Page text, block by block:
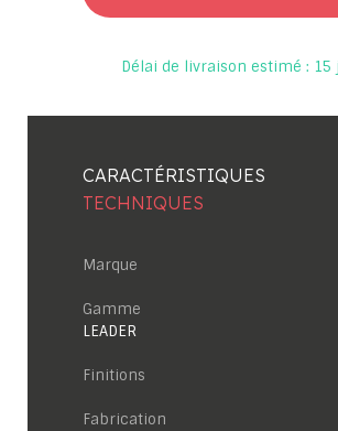
Délai de livraison estimé : 15
CARACTÉRISTIQUES
TECHNIQUES
Marque
Gamme
LEADER
Finitions
Fabrication